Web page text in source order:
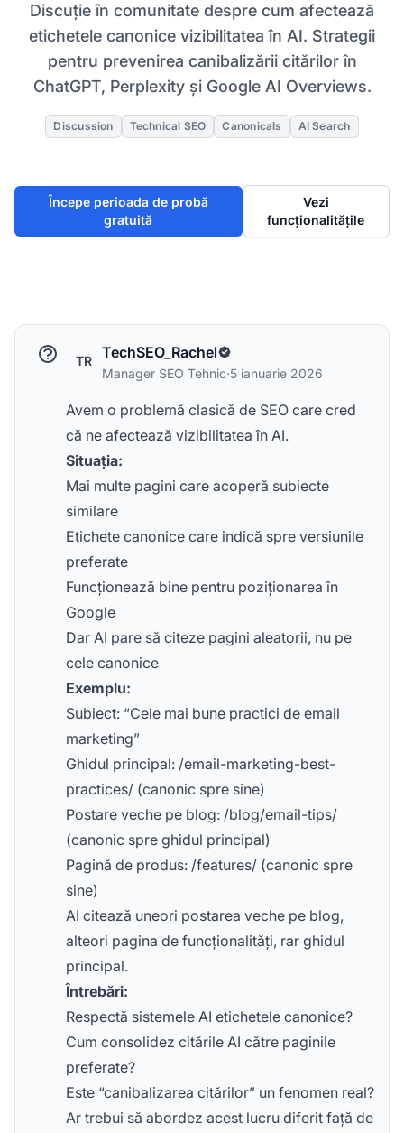
Discuție în comunitate despre cum afectează
etichetele canonice vizibilitatea în AI. Strategii
pentru prevenirea canibalizării citărilor în
ChatGPT, Perplexity și Google AI Overviews.
Discussion Technical SEO Canonicals AI Search
Începe perioada de probă
gratuită
Vezi
funcționalitățile
TR TechSEO_Rachel
Manager SEO Tehnic·5 ianuarie 2026
Avem o problemă clasică de SEO care cred
că ne afectează vizibilitatea în AI.
Situația:
Mai multe pagini care acoperă subiecte
similare
Etichete canonice care indică spre versiunile
preferate
Funcționează bine pentru poziționarea în
Google
Dar AI pare să citeze pagini aleatorii, nu pe
cele canonice
Exemplu:
Subiect: “Cele mai bune practici de email
marketing”
Ghidul principal: /email-marketing-best-
practices/ (canonic spre sine)
Postare veche pe blog: /blog/email-tips/
(canonic spre ghidul principal)
Pagină de produs: /features/ (canonic spre
sine)
AI citează uneori postarea veche pe blog,
alteori pagina de funcționalități, rar ghidul
principal.
Întrebări:
Respectă sistemele AI etichetele canonice?
Cum consolidez citările AI către paginile
preferate?
Este “canibalizarea citărilor” un fenomen real?
Ar trebui să abordez acest lucru diferit față de